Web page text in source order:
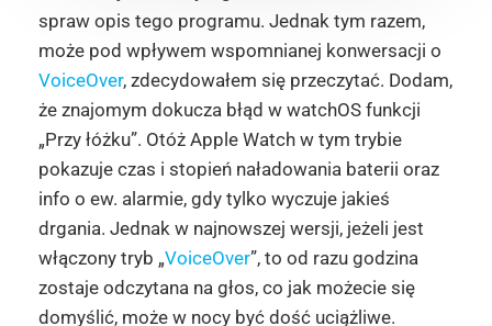
spraw opis tego programu. Jednak tym razem,
może pod wpływem wspomnianej konwersacji o
VoiceOver, zdecydowałem się przeczytać. Dodam,
że znajomym dokucza błąd w watchOS funkcji
„Przy łóżku”. Otóż Apple Watch w tym trybie
pokazuje czas i stopień naładowania baterii oraz
info o ew. alarmie, gdy tylko wyczuje jakieś
drgania. Jednak w najnowszej wersji, jeżeli jest
włączony tryb „VoiceOver”, to od razu godzina
zostaje odczytana na głos, co jak możecie się
domyślić, może w nocy być dość uciążliwe.